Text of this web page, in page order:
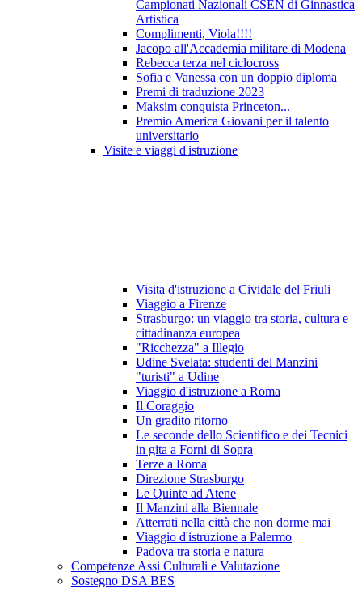
Campionati Nazionali CSEN di Ginnastica
Artistica
Complimenti, Viola!!!!
Jacopo all'Accademia militare di Modena
Rebecca terza nel ciclocross
Sofia e Vanessa con un doppio diploma
Premi di traduzione 2023
Maksim conquista Princeton...
Premio America Giovani per il talento
universitario
Visite e viaggi d'istruzione
Visita d'istruzione a Cividale del Friuli
Viaggio a Firenze
Strasburgo: un viaggio tra storia, cultura e
cittadinanza europea
"Ricchezza" a Illegio
Udine Svelata: studenti del Manzini
"turisti" a Udine
Viaggio d'istruzione a Roma
Il Coraggio
Un gradito ritorno
Le seconde dello Scientifico e dei Tecnici
in gita a Forni di Sopra
Terze a Roma
Direzione Strasburgo
Le Quinte ad Atene
Il Manzini alla Biennale
Atterrati nella città che non dorme mai
Viaggio d'istruzione a Palermo
Padova tra storia e natura
Competenze Assi Culturali e Valutazione
Sostegno DSA BES